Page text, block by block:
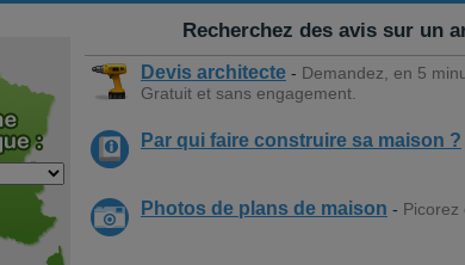
Recherchez des avis sur un
Devis architecte - Demandez, en 5
Gratuit et sans engagement.
Par qui faire construire sa maison ?
Photos de plans de maison - Picorez